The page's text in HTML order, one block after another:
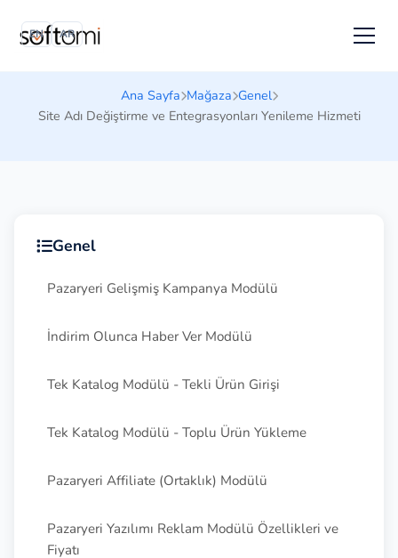
EN AR
Ana Sayfa Mağaza Genel
Site Adı Değiştirme ve Entegrasyonları Yenileme Hizmeti
Genel
Pazaryeri Gelişmiş Kampanya Modülü
İndirim Olunca Haber Ver Modülü
Tek Katalog Modülü - Tekli Ürün Girişi
Tek Katalog Modülü - Toplu Ürün Yükleme
Pazaryeri Affiliate (Ortaklık) Modülü
Pazaryeri Yazılımı Reklam Modülü Özellikleri ve
Fiyatı